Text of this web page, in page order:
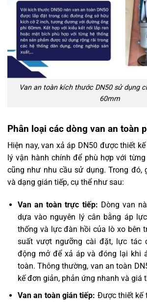
Van an toàn kích thước DN50 sử dụng
60mm
Phân loại các dòng van an toàn
Hiện nay, van xả áp DN50 được thiết
lý vận hành chính để phù hợp với
cũng như nhu cầu sử dụng. Trong đó,
và dạng gián tiếp, cụ thể như sau:
Van an toàn trực tiếp: Dòng van
dựa vào nguyên lý cân bằng áp
thống và lực đàn hồi của lò xo bên
suất vượt ngưỡng cài đặt, lực tác
động mở để xả áp và đóng lại khi
toàn. Thông thường, van an toàn
kế đơn giản, phản ứng nhanh và giá
Van an toàn gián tiếp: Được thiết kế